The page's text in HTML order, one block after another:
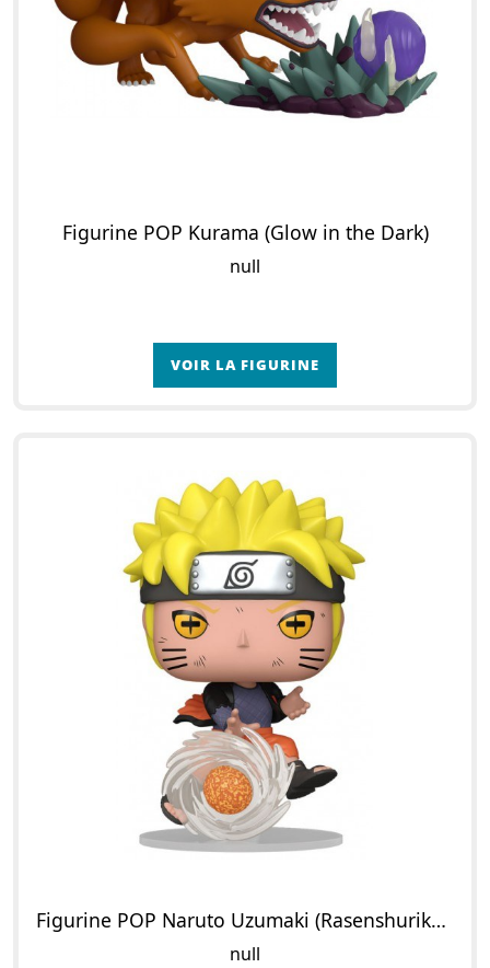
Figurine POP Kurama (Glow in the Dark)
null
VOIR LA FIGURINE
Figurine POP Naruto Uzumaki (Rasenshuriken de Style Lave)
null